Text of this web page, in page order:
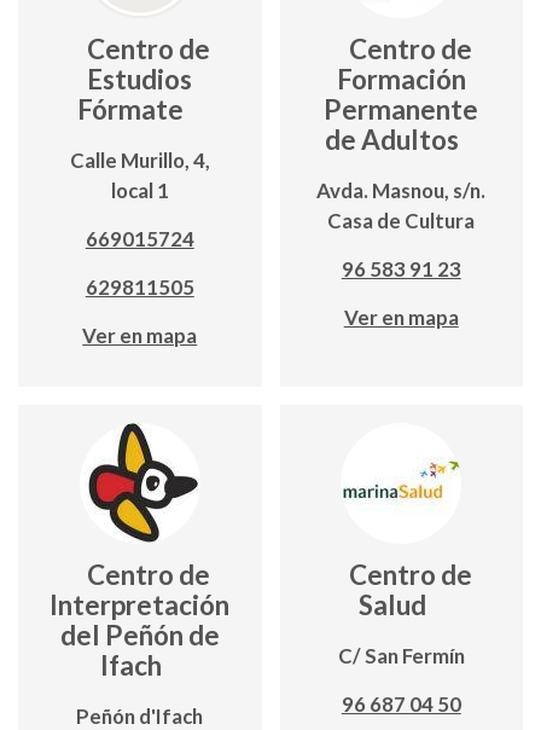
Centro de
Estudios
Fórmate
Calle Murillo, 4,
local 1
669015724
629811505
Ver en mapa
Centro de
Formación
Permanente
de Adultos
Avda. Masnou, s/n.
Casa de Cultura
96 583 91 23
Ver en mapa
Centro de
Interpretación
del Peñón de
Ifach
Peñón d'Ifach
Centro de
Salud
C/ San Fermín
96 687 04 50